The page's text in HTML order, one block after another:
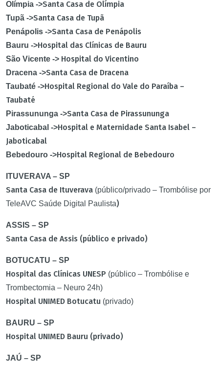
Olímpia ->Santa Casa de Olímpia
Tupã ->Santa Casa de Tupã
Penápolis ->Santa Casa de Penápolis
Bauru ->Hospital das Clínicas de Bauru
São Vicente -> Hospital do Vicentino
Dracena ->Santa Casa de Dracena
Taubaté ->Hospital Regional do Vale do Paraíba –
Taubaté
Pirassununga ->Santa Casa de Pirassununga
Jaboticabal ->Hospital e Maternidade Santa Isabel –
Jaboticabal
Bebedouro ->Hospital Regional de Bebedouro
ITUVERAVA – SP
Santa Casa de Ituverava (público/privado – Trombólise por
TeleAVC Saúde Digital Paulista)
ASSIS – SP
Santa Casa de Assis (público e privado)
BOTUCATU – SP
Hospital das Clínicas UNESP (público – Trombólise e
Trombectomia – Neuro 24h)
Hospital UNIMED Botucatu (privado)
BAURU – SP
Hospital UNIMED Bauru (privado)
JAÚ – SP